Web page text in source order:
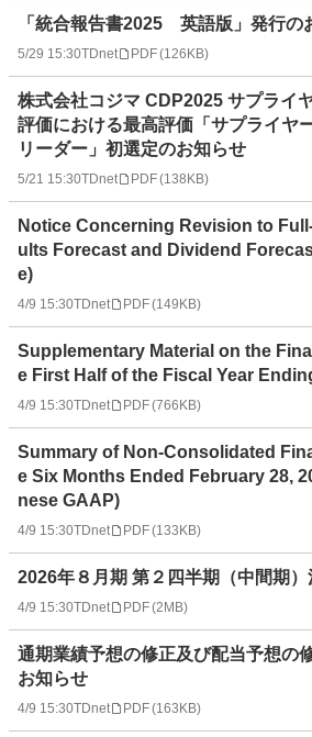
「統合報告書2025 英語版」発行の
5/29 15:30TDnet PDF(126KB)
株式会社コジマ CDP2025 サプライ
評価における最高評価「サプライヤ
リーダー」初選定のお知らせ
5/21 15:30TDnet PDF(138KB)
Notice Concerning Revision to
ults Forecast and Dividend
e)
4/9 15:30TDnet PDF(149KB)
Supplementary Material on the
e First Half of the Fiscal Year
4/9 15:30TDnet PDF(766KB)
Summary of Non-Consolidated
e Six Months Ended February 28, 2026 (Based on
nese GAAP)
4/9 15:30TDnet PDF(133KB)
2026年８月期 第２四半期（中間期
4/9 15:30TDnet PDF(2MB)
通期業績予想の修正及び配当予想の
お知らせ
4/9 15:30TDnet PDF(163KB)